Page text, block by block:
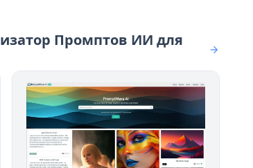
Промптов ИИ для